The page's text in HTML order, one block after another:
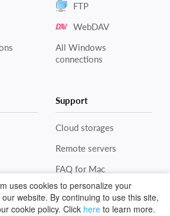
FTP
WebDAV
All Windows
connections
Support
Cloud storages
Remote servers
FAQ for Mac
FAQ for Win
Cloud Encryption
uses cookies to personalize your
website. By continuing to use this site,
cookie policy. Click here to learn more.